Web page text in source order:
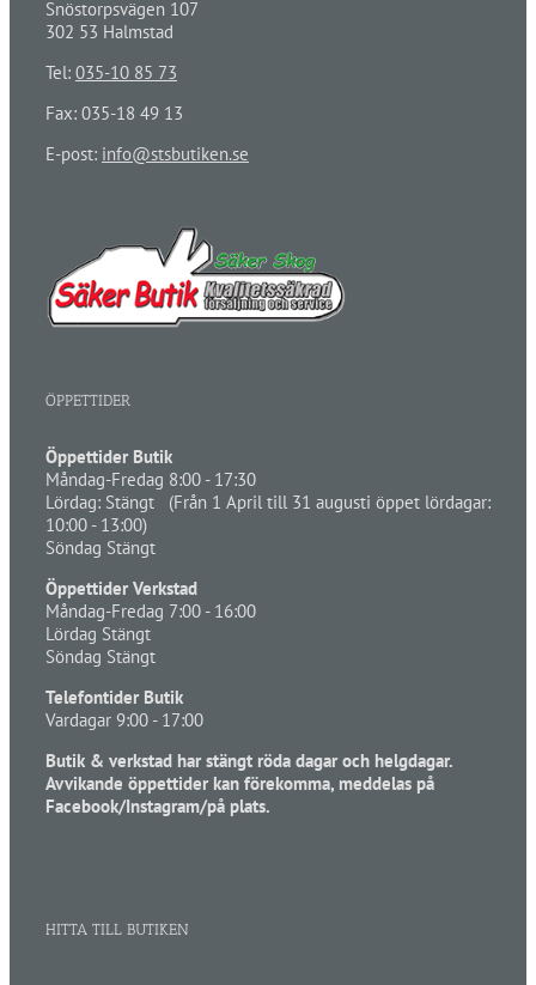
Snöstorpsvägen 107
302 53 Halmstad
Tel: 035-10 85 73
Fax: 035-18 49 13
E-post: info@stsbutiken.se
ÖPPETTIDER
Öppettider Butik
Måndag-Fredag 8:00 - 17:30
Lördag: Stängt (Från 1 April till 31 augusti öppet lördagar:
10:00 - 13:00)
Söndag Stängt
Öppettider Verkstad
Måndag-Fredag 7:00 - 16:00
Lördag Stängt
Söndag Stängt
Telefontider Butik
Vardagar 9:00 - 17:00
Butik & verkstad har stängt röda dagar och helgdagar.
Avvikande öppettider kan förekomma, meddelas på
Facebook/Instagram/på plats.
HITTA TILL BUTIKEN